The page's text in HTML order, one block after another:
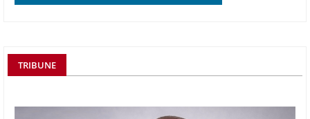
TRIBUNE